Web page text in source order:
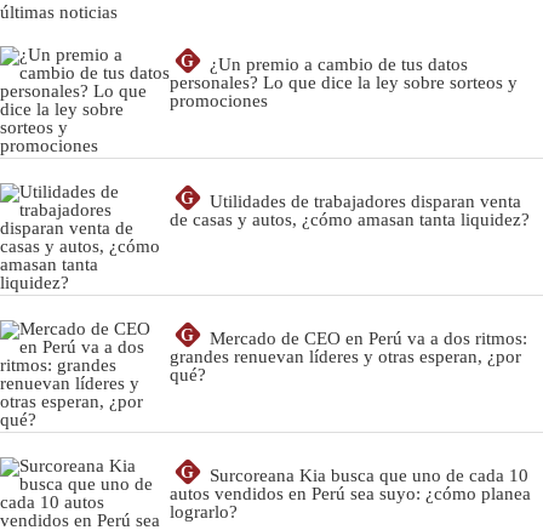
últimas noticias
G
¿Un premio a cambio de tus datos
personales? Lo que dice la ley sobre sorteos y
promociones
G
Utilidades de trabajadores disparan venta
de casas y autos, ¿cómo amasan tanta liquidez?
G
Mercado de CEO en Perú va a dos ritmos:
grandes renuevan líderes y otras esperan, ¿por
qué?
G
Surcoreana Kia busca que uno de cada 10
autos vendidos en Perú sea suyo: ¿cómo planea
lograrlo?